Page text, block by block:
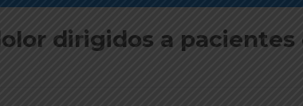
dirigidos a pacientes